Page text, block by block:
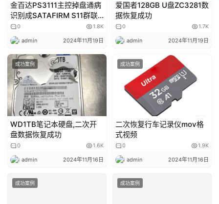
金百达PS3111主控掉盘通病
识别成SATAFIRM S11群联
固件损坏导致掉盘无法读取
数据修复成功
0 1.8K
admin 2024年11月19日
爱国者128GB U盘ZC3281数
据恢复成功
0 1.7K
admin 2024年11月19日
成功案例
WD1TB笔记本硬盘,二次开
盘数据恢复成功
0 1.6K
admin 2024年11月16日
成功案例
二次恢复行车记录仪mov格
式视频
0 1.9K
admin 2024年11月16日
成功案例 成功案例